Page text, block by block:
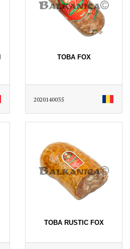
TOBA FOX
2020140035
TOBA RUSTIC FOX